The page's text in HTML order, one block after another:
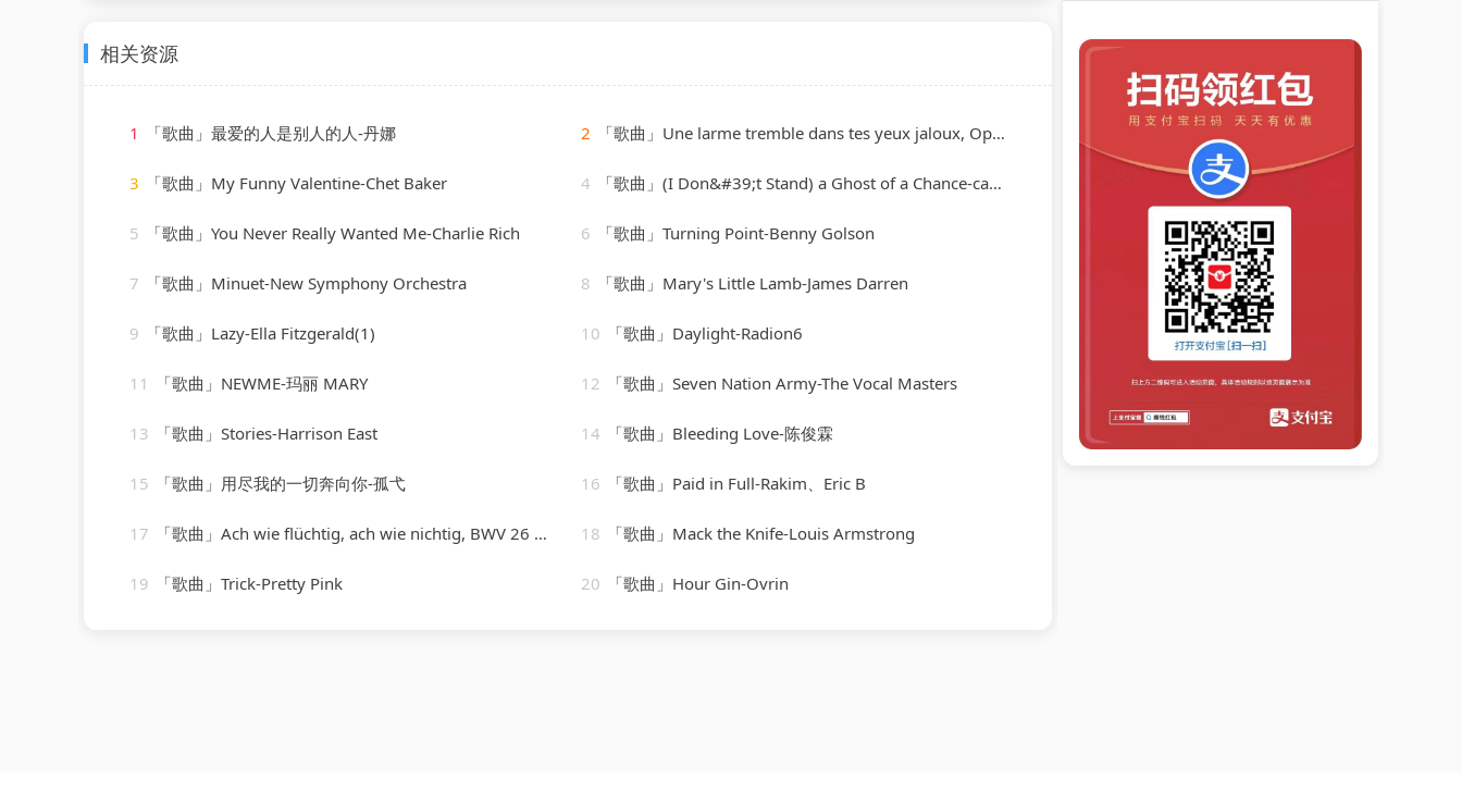
相关资源
1 「歌曲」最爱的人是别人的人-丹娜 2 「歌曲」Une larme tremble dans tes yeux jaloux, Op. 6 No. 4-Anton Diakov、Baldo Podic
3 「歌曲」My Funny Valentine-Chet Baker 4 「歌曲」(I Don&#39;t Stand) a Ghost of a Chance-cab calloway & his orchestra
5 「歌曲」You Never Really Wanted Me-Charlie Rich 6 「歌曲」Turning Point-Benny Golson
7 「歌曲」Minuet-New Symphony Orchestra 8 「歌曲」Mary's Little Lamb-James Darren
9 「歌曲」Lazy-Ella Fitzgerald(1) 10 「歌曲」Daylight-Radion6
11 「歌曲」NEWME-玛丽 MARY 12 「歌曲」Seven Nation Army-The Vocal Masters
13 「歌曲」Stories-Harrison East 14 「歌曲」Bleeding Love-陈俊霖
15 「歌曲」用尽我的一切奔向你-孤弋 16 「歌曲」Paid in Full-Rakim、Eric B
17 「歌曲」Ach wie flüchtig, ach wie nichtig, BWV 26 VI. Ach wie flüchtig, ach wie nichtig 18 「歌曲」Mack the Knife-Louis Armstrong
19 「歌曲」Trick-Pretty Pink 20 「歌曲」Hour Gin-Ovrin